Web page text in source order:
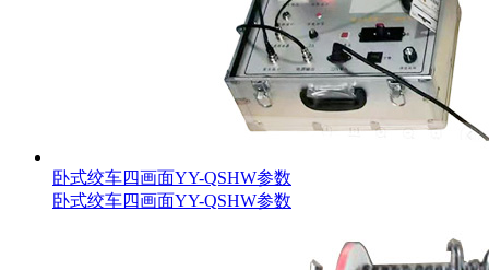
卧式绞车四画面YY-QSHW参数
卧式绞车四画面YY-QSHW参数